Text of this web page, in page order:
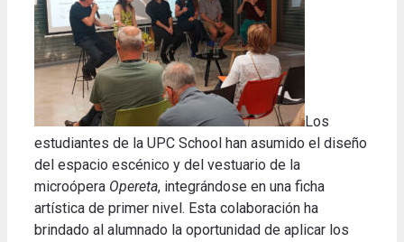
Los
estudiantes de la UPC School han asumido el diseño
del espacio escénico y del vestuario de la
microópera Opereta, integrándose en una ficha
artística de primer nivel. Esta colaboración ha
brindado al alumnado la oportunidad de aplicar los